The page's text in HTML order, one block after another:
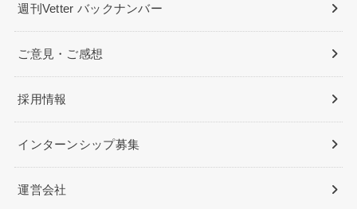
週刊Vetter バックナンバー
ご意見・ご感想
採用情報
インターンシップ募集
運営会社